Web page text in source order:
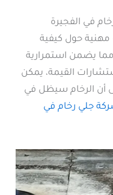
في الفجيرة
مهنية حول كيفية
مما يضمن استمرارية
القيمة، يمكن
أن الرخام سيظل في
جلي رخام في